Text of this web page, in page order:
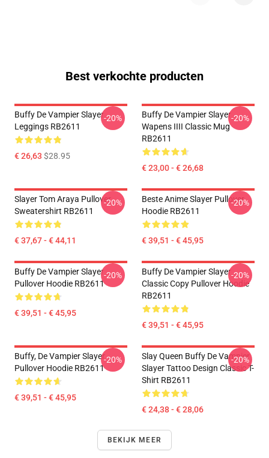
Best verkochte producten
Buffy De Vampier Slayer
Leggings RB2611
€ 26,63 $28.95
-20%
Buffy De Vampier Slayer
Wapens IIII Classic Mug
RB2611
€ 23,00 - € 26,68
-20%
Slayer Tom Araya Pullover
Sweatershirt RB2611
€ 37,67 - € 44,11
-20%
Beste Anime Slayer Pullover
Hoodie RB2611
€ 39,51 - € 45,95
-20%
Buffy De Vampier Slayer
Pullover Hoodie RB2611
€ 39,51 - € 45,95
-20%
Buffy De Vampier Slayer
Classic Copy Pullover Hoodie
RB2611
€ 39,51 - € 45,95
-20%
Buffy, De Vampier Slayer
Pullover Hoodie RB2611
€ 39,51 - € 45,95
-20%
Slay Queen Buffy De Vampier
Slayer Tattoo Design Classic T-
Shirt RB2611
€ 24,38 - € 28,06
-20%
BEKIJK MEER